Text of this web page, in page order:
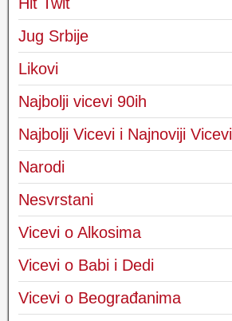
Jug Srbije
Likovi
Najbolji vicevi 90ih
Najbolji Vicevi i Najnoviji Vicevi
Narodi
Nesvrstani
Vicevi o Alkosima
Vicevi o Babi i Dedi
Vicevi o Beograđanima